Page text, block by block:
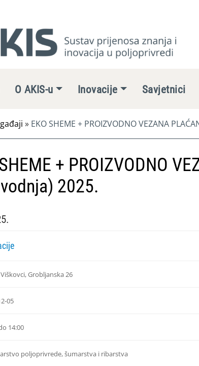
O AKIS-u Inovacije Savjetnici
» EKO SHEME + PROIZVODNO VEZANA
+ PROIZVODNO
2025.
Grobljanska 26
05
14:00
poljoprivrede, šumarstva i ribarstva